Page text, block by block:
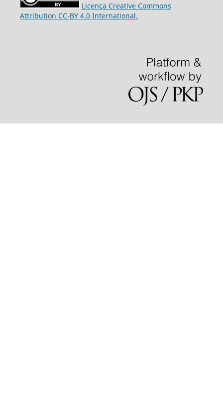
Licença Creative Commons
Attribution CC-BY 4.0 International.